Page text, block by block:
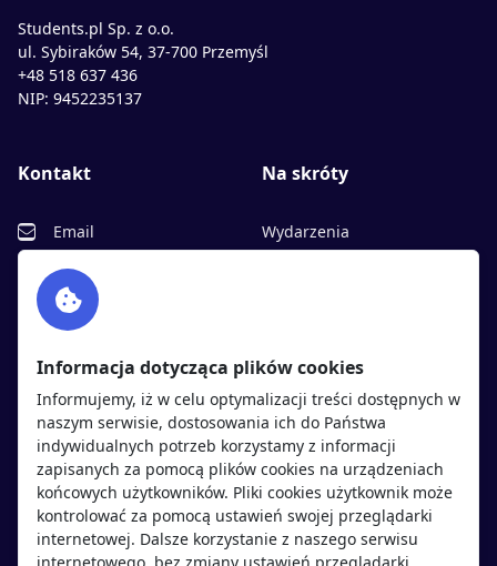
Students.pl Sp. z o.o.
ul. Sybiraków 54, 37-700 Przemyśl
+48 518 637 436
NIP: 9452235137
Kontakt
Email
Facebook
Twitter
Na skróty
Wydarzenia
Polityka cookies
Polityka prywatności
Kandydaci
Regulamin kandydata
Oferty pracy
Pracodawcy
Regulamin pracodawcy
Dodaj ogłoszenie
Informacja dotycząca plików cookies
Informujemy, iż w celu optymalizacji treści dostępnych w
naszym serwisie, dostosowania ich do Państwa
indywidualnych potrzeb korzystamy z informacji
zapisanych za pomocą plików cookies na urządzeniach
końcowych użytkowników. Pliki cookies użytkownik może
kontrolować za pomocą ustawień swojej przeglądarki
internetowej. Dalsze korzystanie z naszego serwisu